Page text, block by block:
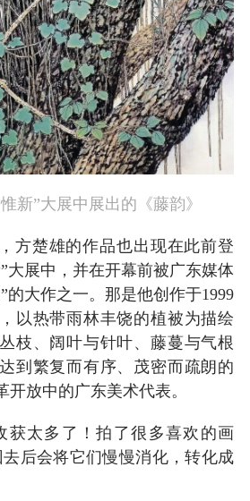
新”大展中展出的《藤韵》
方楚雄的作品也出现在此前登
大展中，并在开幕前被广东媒体
的大作之一。那是他创作于1999
以热带雨林丰饶的植被为描绘
枝、阔叶与针叶、藤蔓与气根
到繁复而有序、茂密而疏朗的
放中的广东美术代表。
获太多了！拍了很多喜欢的画
后会将它们慢慢消化，转化成